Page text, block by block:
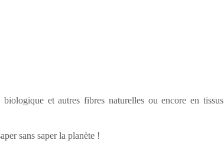
et autres fibres naturelles ou encore en tissus
sans saper la planète !